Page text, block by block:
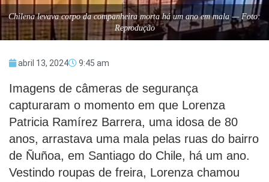
Chilena levava corpo da companheira morta há um ano em mala — Foto:
Reprodução
abril 13, 2024 9:45 am
Imagens de câmeras de segurança
capturaram o momento em que Lorenza
Patricia Ramírez Barrera, uma idosa de 80
anos, arrastava uma mala pelas ruas do bairro
de Ñuñoa, em Santiago do Chile, há um ano.
Vestindo roupas de freira, Lorenza chamou